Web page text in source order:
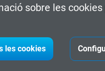
sobre les
les cookies
Arquitectònic